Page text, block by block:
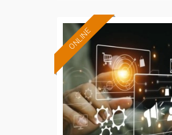
ONLINE
Formación 100%
subvencionada.
Para trabajadores y
autónomos de Madrid.